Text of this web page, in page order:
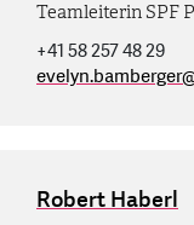
Teamleiterin SPF
+41 58 257 48 29
evelyn.bamberger
Robert Haberl